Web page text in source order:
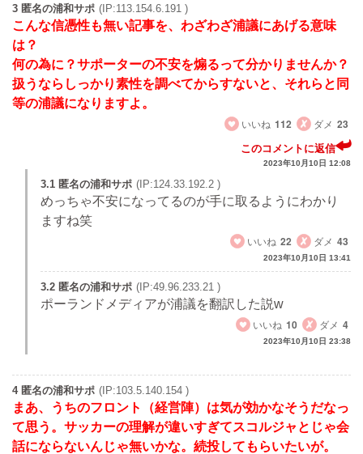
3 匿名の浦和サポ (IP:113.154.6.191 )
こんな信憑性も無い記事を、わざわざ浦議にあげる意味
は？
何の為に？サポーターの不安を煽るって分かりませんか？
扱うならしっかり素性を調べてからすないと、それらと同
等の浦議になりますよ。
いいね 112 ダメ 23
このコメントに返信
2023年10月10日 12:08
3.1 匿名の浦和サポ (IP:124.33.192.2 )
めっちゃ不安になってるのが手に取るようにわかり
ますね笑
いいね 22 ダメ 43
2023年10月10日 13:41
3.2 匿名の浦和サポ (IP:49.96.233.21 )
ポーランドメディアが浦議を翻訳した説w
いいね 10 ダメ 4
2023年10月10日 23:38
4 匿名の浦和サポ (IP:103.5.140.154 )
まあ、うちのフロント（経営陣）は気が効かなそうだなっ
て思う。サッカーの理解が違いすぎてスコルジャとじゃ会
話にならないんじゃ無いかな。続投してもらいたいが。